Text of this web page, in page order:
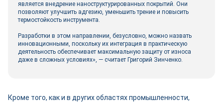
является внедрение наноструктурированных покрытий. Они
позволяют улучшить адгезию, уменьшить трение и повысить
термостойкость инструмента.
Разработки в этом направлении, безусловно, можно назвать
инновационными, поскольку их интеграция в практическую
деятельность обеспечивает максимальную защиту от износа
даже в сложных условиях», — считает Григорий Зинченко.
Кроме того, как и в других областях промышленности,